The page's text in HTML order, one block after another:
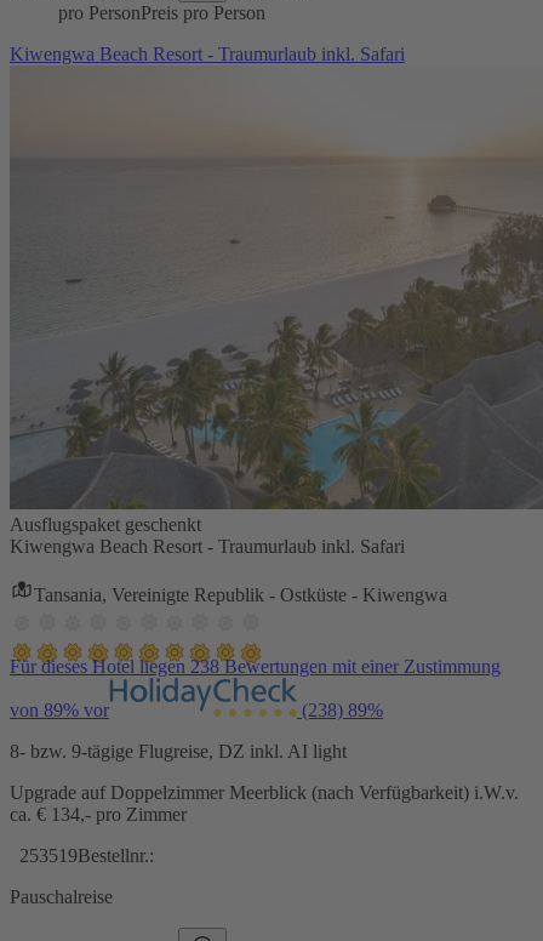
pro PersonPreis pro Person
Kiwengwa Beach Resort - Traumurlaub inkl. Safari
Ausflugspaket geschenkt
Kiwengwa Beach Resort - Traumurlaub inkl. Safari
Tansania, Vereinigte Republik - Ostküste - Kiwengwa
Für dieses Hotel liegen 238 Bewertungen mit einer Zustimmung
von 89% vor (238) 89%
8- bzw. 9-tägige Flugreise, DZ inkl. AI light
Upgrade auf Doppelzimmer Meerblick (nach Verfügbarkeit) i.W.v.
ca. € 134,- pro Zimmer
253519Bestellnr.:
Pauschalreise